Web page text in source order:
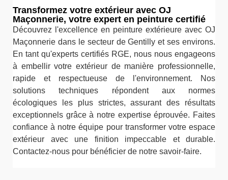
Transformez votre extérieur avec OJ
Maçonnerie, votre expert en peinture certifié
Découvrez l'excellence en peinture extérieure avec OJ
Maçonnerie dans le secteur de Gentilly et ses environs.
En tant qu'experts certifiés RGE, nous nous engageons
à embellir votre extérieur de manière professionnelle,
rapide et respectueuse de l'environnement. Nos
solutions techniques répondent aux normes
écologiques les plus strictes, assurant des résultats
exceptionnels grâce à notre expertise éprouvée. Faites
confiance à notre équipe pour transformer votre espace
extérieur avec une finition impeccable et durable.
Contactez-nous pour bénéficier de notre savoir-faire.